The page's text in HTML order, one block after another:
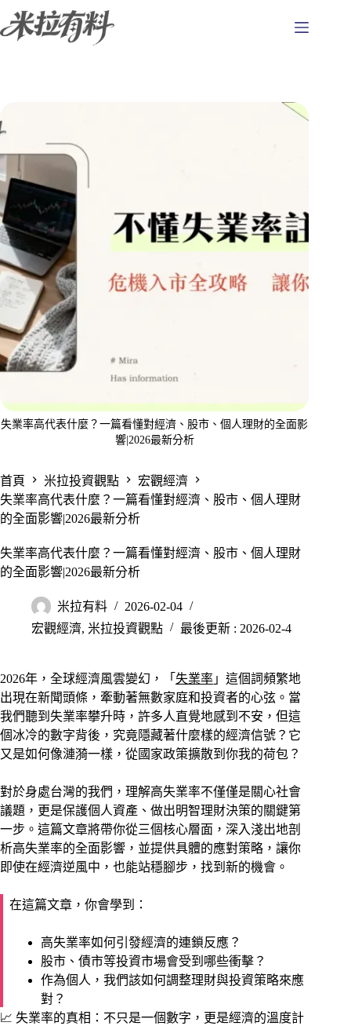
至
失業率高代表什麼？一篇看懂對經濟、股市、個人理財的全面影
響|2026最新分析
首頁 米拉投資觀點
宏觀經濟
失業率高代表什麼？一篇看懂對經濟、股市、個人理財
的全面影響|2026最新分析
失業率高代表什麼？一篇看懂對經濟、股市、個人理財
的全面影響|2026最新分析
米拉有料
2026-02-04
宏觀經濟, 米拉投資觀點 最後更新 : 2026-02-4
2026年，全球經濟風雲變幻，「 失業率 」這個詞頻繁地
出現在新聞頭條，牽動著無數家庭和投資者的心弦。當
我們聽到失業率攀升時，許多人直覺地感到不安，但這
個冰冷的數字背後，究竟隱藏著什麼樣的經濟信號？它
又是如何像漣漪一樣，從國家政策擴散到你我的荷包？
對於身處台灣的我們，理解高失業率不僅僅是關心社會
議題，更是保護個人資產、做出明智理財決策的關鍵第
一步。這篇文章將帶你從三個核心層面，深入淺出地剖
析高失業率的全面影響，並提供具體的應對策略，讓你
即使在經濟逆風中，也能站穩腳步，找到新的機會。
在這篇文章，你會學到：
高失業率如何引發經濟的連鎖反應？
股市、債市等投資市場會受到哪些衝擊？
作為個人，我們該如何調整理財與投資策略來應
對？
📈 失業率的真相：不只是一個數字，更是經濟的溫度計